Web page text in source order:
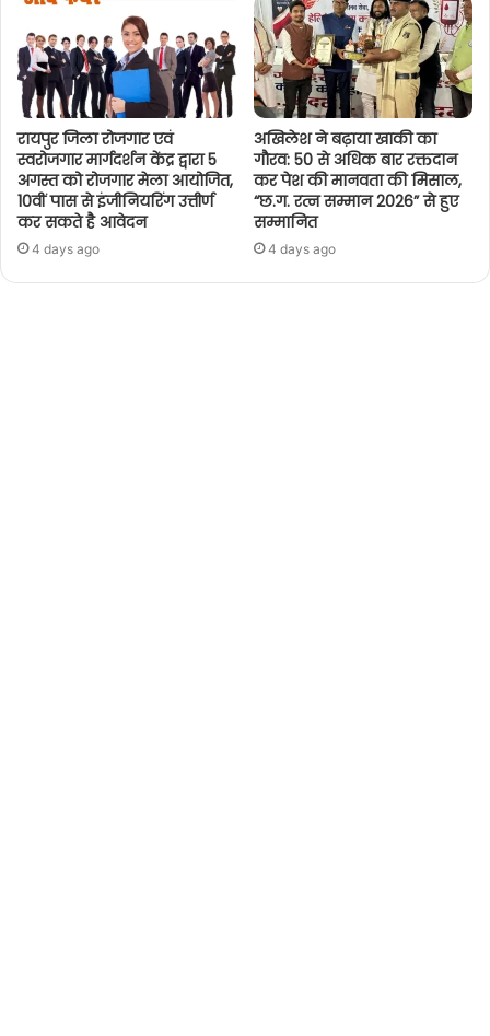
रायपुर जिला रोजगार एवं
स्वरोजगार मार्गदर्शन केंद्र द्वारा 5
अगस्त को रोजगार मेला आयोजित,
10वीं पास से इंजीनियरिंग उत्तीर्ण
कर सकते है आवेदन
4 days ago
अखिलेश ने बढ़ाया खाकी का
गौरव: 50 से अधिक बार रक्तदान
कर पेश की मानवता की मिसाल,
“छ.ग. रत्न सम्मान 2026” से हुए
सम्मानित
4 days ago